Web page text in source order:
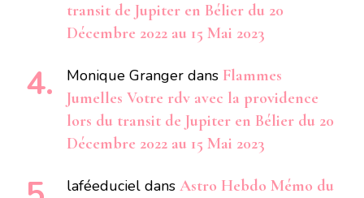
transit de Jupiter en Bélier du 20
Décembre 2022 au 15 Mai 2023
Monique Granger dans Flammes
Jumelles Votre rdv avec la providence
lors du transit de Jupiter en Bélier du 20
Décembre 2022 au 15 Mai 2023
laféeduciel dans Astro Hebdo Mémo du